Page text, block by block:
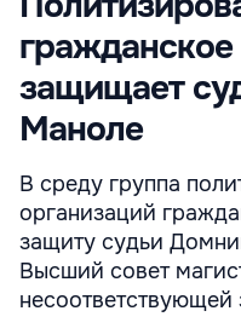
защищает
Маноле
В среду группа
организаций
защиту судьи
Высший совет